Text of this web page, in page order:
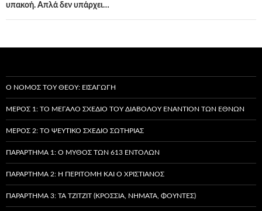
υπακοή. Απλά δεν υπάρχει…
Ο ΝΌΜΟΣ ΤΟΥ ΘΕΟΎ: ΕΙΣΑΓΩΓΉ
ΜΈΡΟΣ 1: ΤΟ ΜΕΓΆΛΟ ΣΧΈΔΙΟ ΤΟΥ ΔΙΑΒΌΛΟΥ ΕΝΑΝΤΊΟΝ ΤΩΝ ΕΘΝΏΝ
ΜΈΡΟΣ 2: ΤΟ ΨΕΎΤΙΚΟ ΣΧΈΔΙΟ ΣΩΤΗΡΊΑΣ
ΠΑΡΆΡΤΗΜΑ 1: Ο ΜΎΘΟΣ ΤΩΝ 613 ΕΝΤΟΛΏΝ
ΠΑΡΆΡΤΗΜΑ 2: Η ΠΕΡΙΤΟΜΉ ΚΑΙ Ο ΧΡΙΣΤΙΑΝΌΣ
ΠΑΡΆΡΤΗΜΑ 3: ΤΑ TZITZIT (ΚΡΌΣΣΙΑ, ΝΉΜΑΤΑ, ΦΟΎΝΤΕΣ)